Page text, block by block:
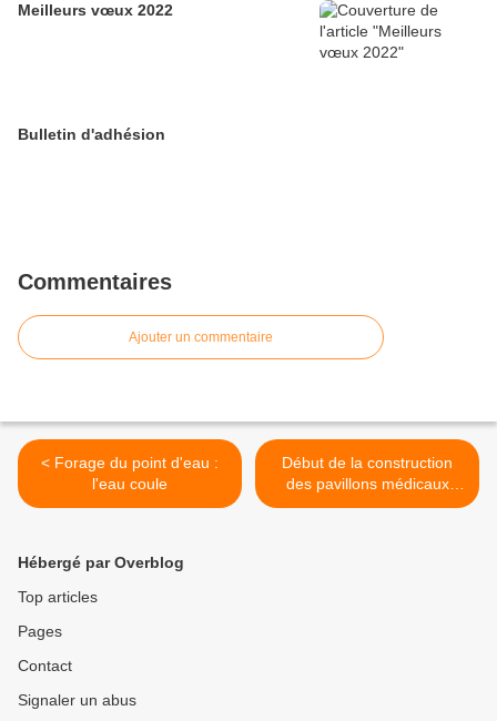
Meilleurs vœux 2022
Bulletin d'adhésion
Commentaires
Ajouter un commentaire
< Forage du point d'eau :
l'eau coule
Début de la construction
des pavillons médicaux
(Sept 2012) >
Hébergé par Overblog
Top articles
Pages
Contact
Signaler un abus